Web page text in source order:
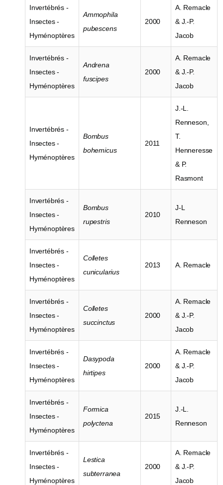
Invertébrés -
Insectes -
Hyménoptères
Ammophila
pubescens
2000
A. Remacle
& J.-P.
Jacob
Invertébrés -
Insectes -
Hyménoptères
Andrena
fuscipes
2000
A. Remacle
& J.-P.
Jacob
Invertébrés -
Insectes -
Hyménoptères
Bombus
bohemicus
2011
J.-L.
Renneson,
T.
Henneresse
& P.
Rasmont
Invertébrés -
Insectes -
Hyménoptères
Bombus
rupestris
2010
J-L
Renneson
Invertébrés -
Insectes -
Hyménoptères
Colletes
cunicularius
2013 A. Remacle
Invertébrés -
Insectes -
Hyménoptères
Colletes
succinctus
2000
A. Remacle
& J.-P.
Jacob
Invertébrés -
Insectes -
Hyménoptères
Dasypoda
hirtipes
2000
A. Remacle
& J.-P.
Jacob
Invertébrés -
Insectes -
Hyménoptères
Formica
polyctena
2015
J.-L.
Renneson
Invertébrés -
Insectes -
Hyménoptères
Lestica
subterranea
2000
A. Remacle
& J.-P.
Jacob